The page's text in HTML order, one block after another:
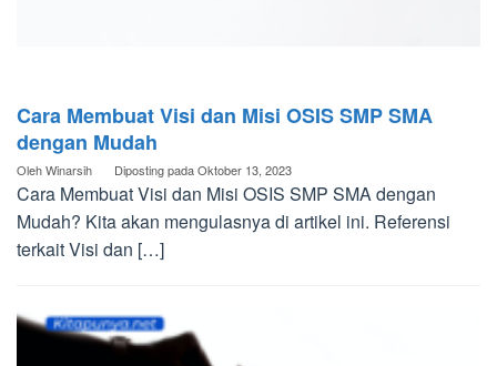
Cara Membuat Visi dan Misi OSIS SMP SMA
dengan Mudah
OlehWinarsih Diposting padaOktober 13, 2023
Cara Membuat Visi dan Misi OSIS SMP SMA dengan
Mudah? Kita akan mengulasnya di artikel ini. Referensi
terkait Visi dan […]